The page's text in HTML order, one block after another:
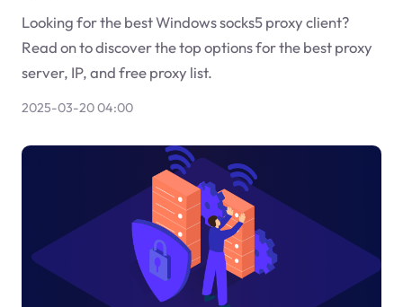
Looking for the best Windows socks5 proxy client?
Read on to discover the top options for the best proxy
server, IP, and free proxy list.
2025-03-20 04:00